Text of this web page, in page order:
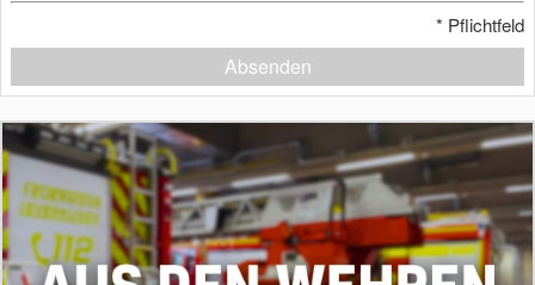
* Pflichtfeld
Absenden